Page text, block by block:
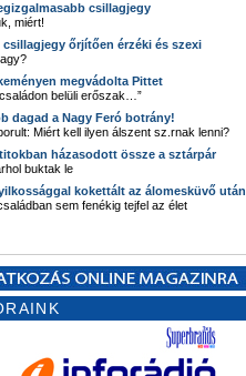
csillagjegy
miért!
csillagjegy őrjítően érzéki és szexi
megvádolta Pittet
belüli erőszak…”
dagad a Nagy Feró botrány!
Miért kell ilyen álszent sz.rnak lenni?
házasodott össze a sztárpár
buktak le
kokettált az álomesküvő után
sem fenékig tejfel az élet